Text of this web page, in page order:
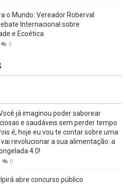
o Mundo: Vereador Roberval
Internacional sobre
e Ecoética
0
já imaginou poder saborear
e saudáveis ​​sem perder tempo
é, hoje eu vou te contar sobre uma
revolucionar a sua alimentação: a
4.0!
0
abre concurso público